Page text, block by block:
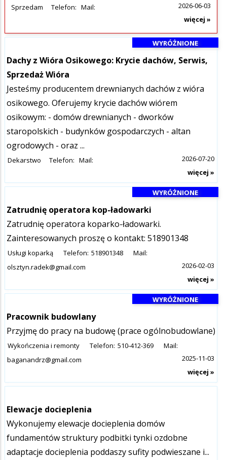
Sprzedam Telefon: Mail:
2026-06-03
więcej »
Dachy z Wióra Osikowego: Krycie dachów, Serwis,
Sprzedaż Wióra
WYRÓŻNIONE
Jesteśmy producentem drewnianych dachów z wióra
osikowego. Oferujemy krycie dachów wiórem
osikowym: - domów drewnianych - dworków
staropolskich - budynków gospodarczych - altan
ogrodowych - oraz ...
Dekarstwo Telefon: Mail:
2026-07-20
więcej »
Zatrudnię operatora kop-ładowarki
WYRÓŻNIONE
Zatrudnię operatora koparko-ładowarki.
Zainteresowanych proszę o kontakt: 518901348
Usługi koparką Telefon: 518901348
Mail:
olsztyn.radek@gmail.com
2026-02-03
więcej »
Pracownik budowlany
WYRÓŻNIONE
Przyjmę do pracy na budowę (prace ogólnobudowlane)
Wykończenia i remonty Telefon: 510-412-369
Mail:
baganandrz@gmail.com
2025-11-03
więcej »
Elewacje docieplenia
Wykonujemy elewacje docieplenia domów
fundamentów struktury podbitki tynki ozdobne
adaptacje docieplenia poddaszy sufity podwieszane i...